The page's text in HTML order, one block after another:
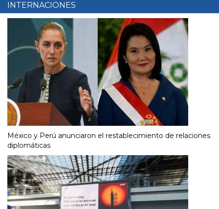
INTERNACIONES
México y Perú anunciaron el restablecimiento de relaciones
diplomáticas